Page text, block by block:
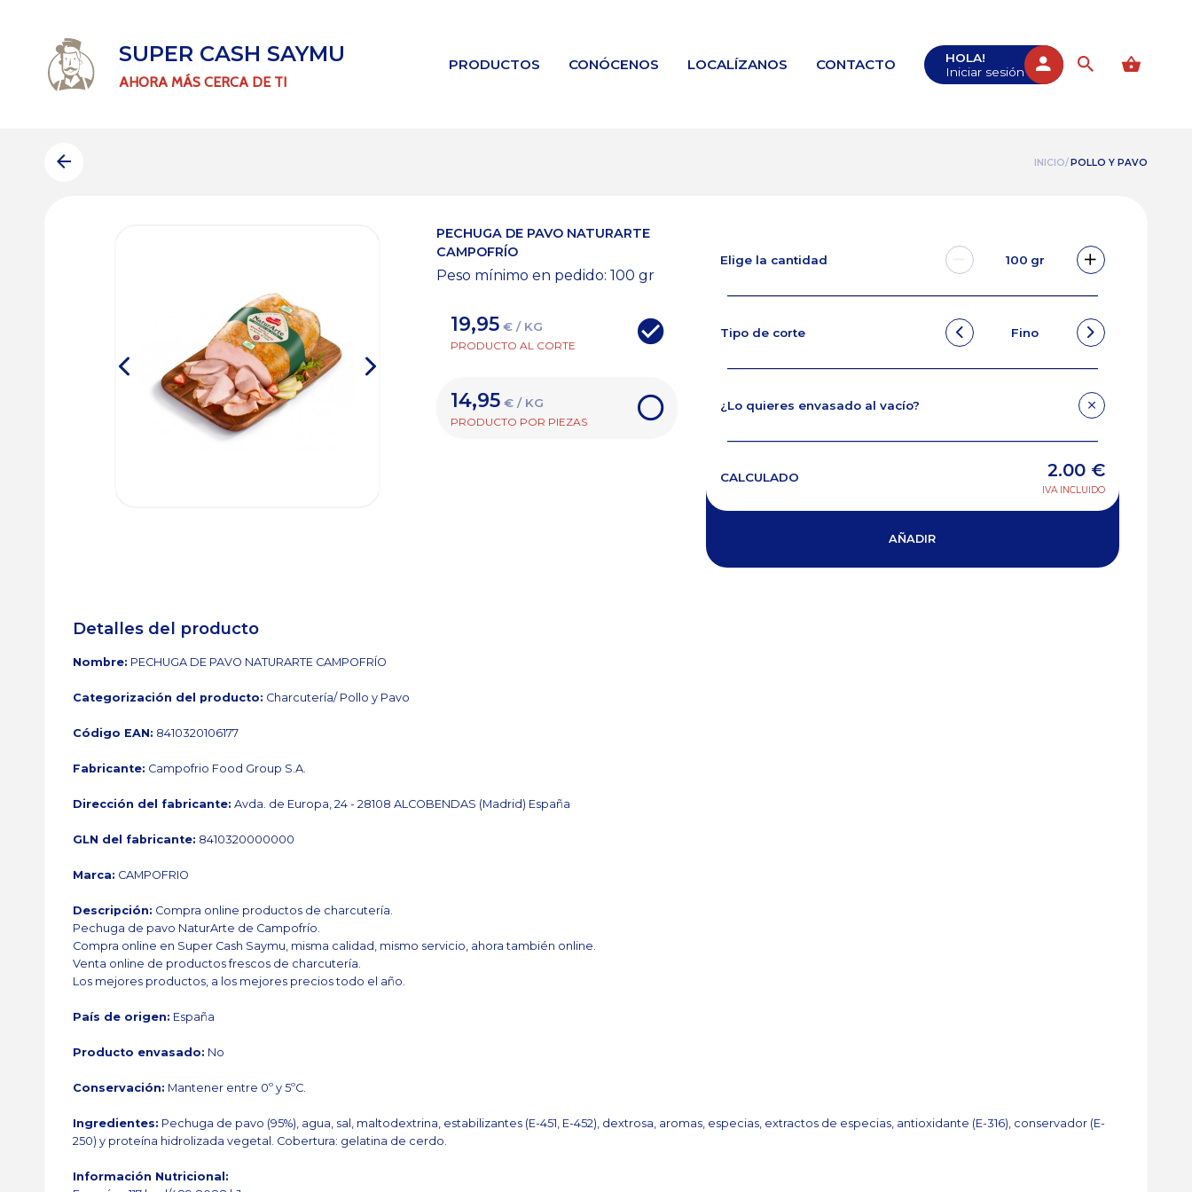
SUPER CASH SAYMU
AHORA MÁS CERCA DE TI
HOLA!
Iniciar sesión
PRODUCTOS CONÓCENOS LOCALÍZANOS CONTACTO
INICIO/POLLO Y PAVO
PECHUGA DE PAVO NATURARTE
CAMPOFRÍO
Peso mínimo en pedido: 100 gr
19,95 € / KG
PRODUCTO AL CORTE
14,95 € / KG
PRODUCTO POR PIEZAS
Detalles del producto
Nombre: PECHUGA DE PAVO NATURARTE CAMPOFRÍO
Categorización del producto: Charcutería/ Pollo y Pavo
Código EAN: 8410320106177
Fabricante: Campofrio Food Group S.A.
Dirección del fabricante: Avda. de Europa, 24 - 28108 ALCOBENDAS (Madrid) España
GLN del fabricante: 8410320000000
Marca: CAMPOFRIO
Descripción: Compra online productos de charcutería.
Pechuga de pavo NaturArte de Campofrío.
Compra online en Super Cash Saymu, misma calidad, mismo servicio, ahora también online.
Venta online de productos frescos de charcutería.
Los mejores productos, a los mejores precios todo el año.
País de origen: España
Producto envasado: No
Conservación: Mantener entre 0º y 5ºC.
Ingredientes: Pechuga de pavo (95%), agua, sal, maltodextrina, estabilizantes (E-451, E-452), dextrosa, aromas, especias, extractos de especias, antioxidante (E-316), conservador (E-
250) y proteína hidrolizada vegetal. Cobertura: gelatina de cerdo.
Información Nutricional:
Elige la cantidad 100 gr
Tipo de corte Fino
¿Lo quieres envasado al vacío?
CALCULADO 2.00€
IVA INCLUIDO
AÑADIR